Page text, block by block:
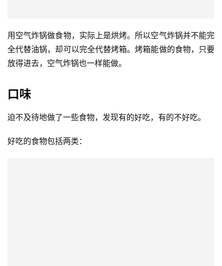
用空气炸锅做食物，实际上是烘烤。所以空气炸锅并不能完
全代替油锅，却可以完全代替烤箱。烤箱能做的食物，只要
放得进去，空气炸锅也一样能做。
口味
迫不及待地做了一些食物，发现有的好吃，有的不好吃。
好吃的食物包括两类：